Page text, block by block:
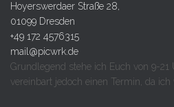
Hoyerswerdaer Straße 28,
01099 Dresden
+49 172 4576315
mail@picwrk.de
Grundlegend stehe ich Euch von 9-
vereinbart jedoch einen Termin, da